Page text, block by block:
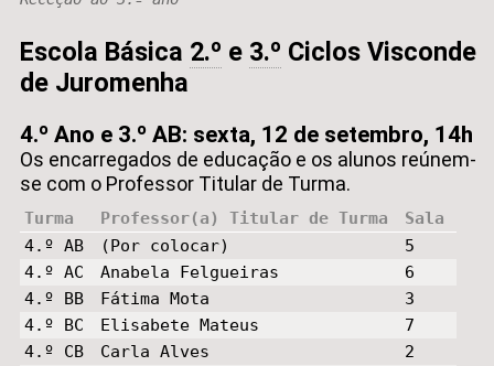
Escola Básica 2.º e 3.º Ciclos Visconde
de Juromenha
4.º Ano e 3.º AB: sexta, 12 de setembro, 14h
Os encarregados de educação e os alunos reúnem-
se com o Professor Titular de Turma.
Turma Professor(a) Titular de Turma
Sala
4.º AB
(Por colocar)
5
4.º AC
Anabela Felgueiras
6
4.º BB
Fátima Mota
3
4.º BC
Elisabete Mateus
7
4.º CB
Carla Alves
2